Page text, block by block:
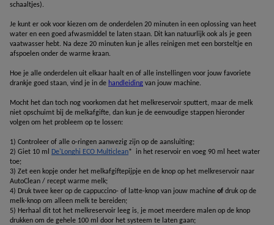
schaaltjes).
Je kunt er ook voor kiezen om de onderdelen 20 minuten in een oplossing van heet
water en een goed afwasmiddel te laten staan. Dit kan natuurlijk ook als je geen
vaatwasser hebt. Na deze 20 minuten kun je alles reinigen met een borsteltje en
afspoelen onder de warme kraan.
Hoe je alle onderdelen uit elkaar haalt en of alle instellingen voor jouw favoriete
drankje goed staan, vind je in de handleiding van jouw machine.
Mocht het dan toch nog voorkomen dat het melkreservoir sputtert, maar de melk
niet opschuimt bij de melkafgifte, dan kun je de eenvoudige stappen hieronder
volgen om het probleem op te lossen:
1) Controleer of alle o-ringen aanwezig zijn op de aansluiting;
2) Giet 10 ml
De'Longhi ECO Multiclean*  in het reservoir en voeg 90 ml heet water
toe;
3) Zet een kopje onder het melkafgiftepijpje en de knop op het melkreservoir naar
AutoClean / recept warme melk;
4) Druk twee keer op de cappuccino- of latte-knop van jouw machine of druk op de
melk-knop om alleen melk te bereiden;
5) Herhaal dit tot het melkreservoir leeg is, je moet meerdere malen op de knop
drukken om de gehele 100 ml door het systeem te laten gaan;